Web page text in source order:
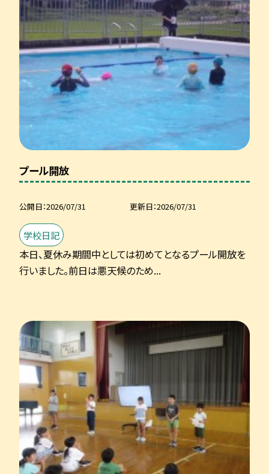
プール開放
公開日 2026/07/31 更新日 2026/07/31
学校日記
本日、夏休み期間中としては初めてとなるプール開放を
行いました。前日は悪天候のため...